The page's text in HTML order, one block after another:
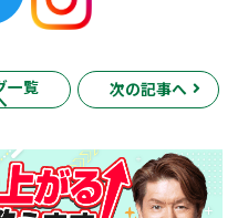
一覧 次の記事へ